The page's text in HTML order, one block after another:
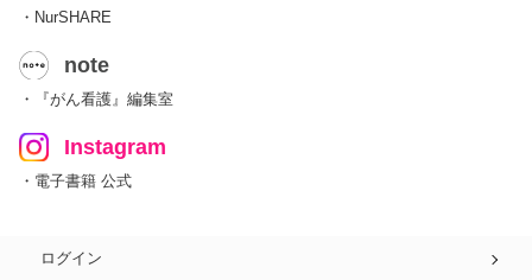
・NurSHARE
note
・『がん看護』編集室
Instagram
・電子書籍 公式
ログイン